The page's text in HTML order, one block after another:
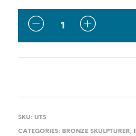
QUANTITY
SKU: UTS
CATEGORIES: BRONZE SKULPTURER,